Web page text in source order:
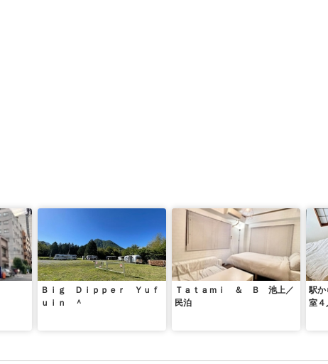
Ｂｉｇ Ｄｉｐｐｅｒ Ｙｕｆ
ｕｉｎ ＾
Ｔａｔａｍｉ ＆ Ｂ 池上／
民泊
駅か
室４